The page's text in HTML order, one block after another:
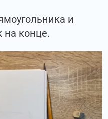
и
на конце.